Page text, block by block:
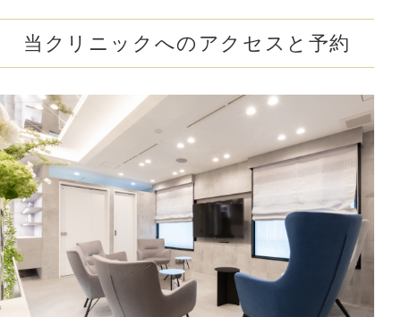
当クリニックへのアクセスと予約